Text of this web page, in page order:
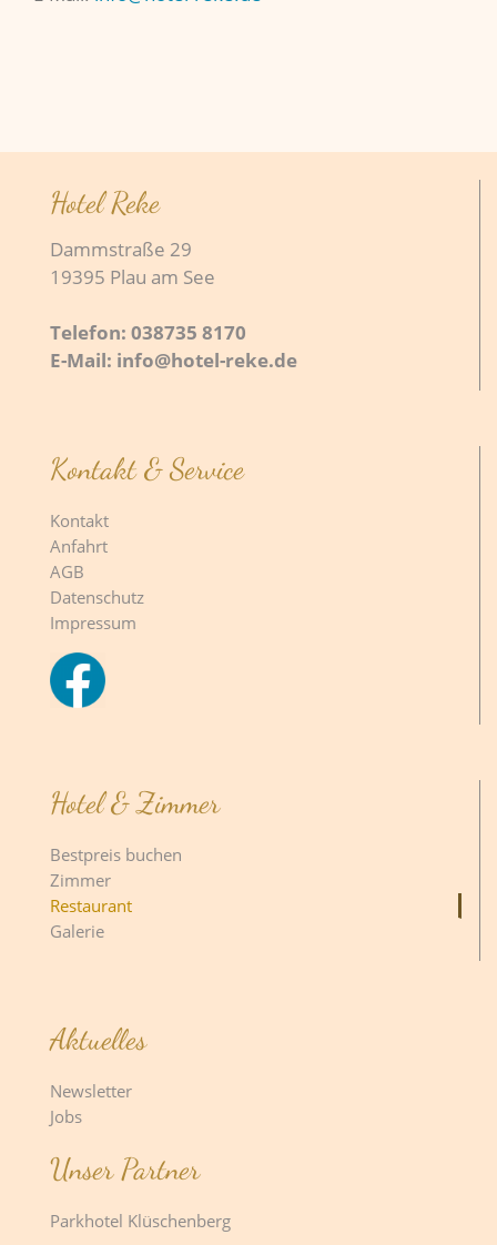
Hotel Reke
Dammstraße 29
19395 Plau am See
Telefon: 038735 8170
E-Mail: info@hotel-reke.de
Kontakt & Service
Kontakt
Anfahrt
AGB
Datenschutz
Impressum
Hotel & Zimmer
Bestpreis buchen
Zimmer
Restaurant
Galerie
Aktuelles
Newsletter
Jobs
Unser Partner
Parkhotel Klüschenberg